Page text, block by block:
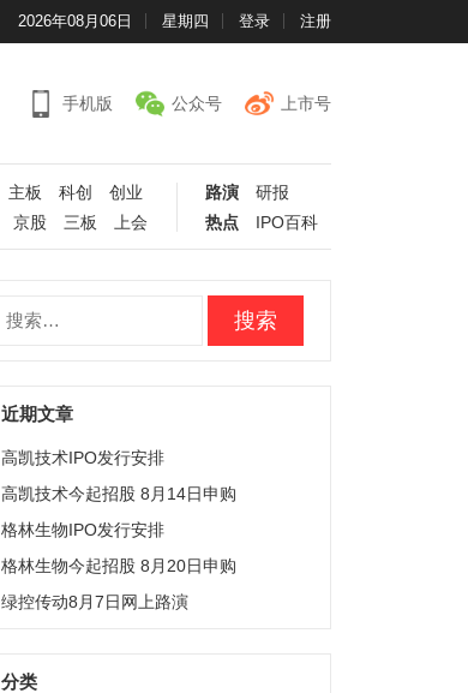
2026年08月06日 星期四 登录 注册
手机版 公众号 上市号
主板 科创
创业
京股 三板 上会
路演
研报
热点
IPO百科
近期文章
高凯技术IPO发行安排
高凯技术今起招股 8月14日申购
格林生物IPO发行安排
格林生物今起招股 8月20日申购
绿控传动8月7日网上路演
分类